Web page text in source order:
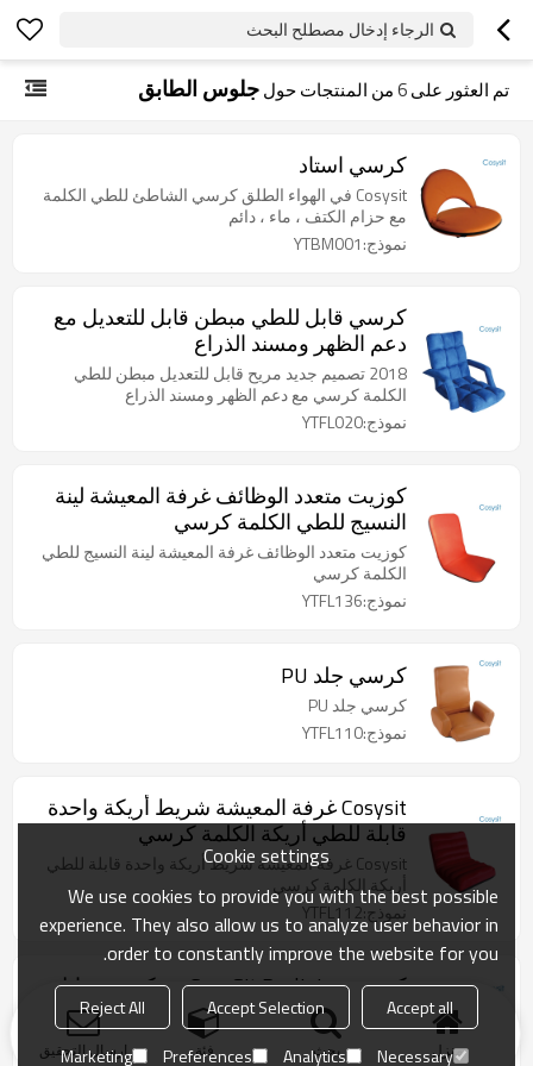
الرجاء إدخال مصطلح البحث
تم العثور على6من المنتجات حولجلوس الطابق
كرسي استاد
Cosysit في الهواء الطلق كرسي الشاطئ للطي الكلمة
مع حزام الكتف ، ماء ، دائم
نموذج:YTBM001
كرسي قابل للطي مبطن قابل للتعديل مع
دعم الظهر ومسند الذراع
2018 تصميم جديد مريح قابل للتعديل مبطن للطي
الكلمة كرسي مع دعم الظهر ومسند الذراع
نموذج:YTFL020
كوزيت متعدد الوظائف غرفة المعيشة لينة
النسيج للطي الكلمة كرسي
كوزيت متعدد الوظائف غرفة المعيشة لينة النسيج للطي
الكلمة كرسي
نموذج:YTFL136
كرسي جلد PU
كرسي جلد PU
نموذج:YTFL110
Cosysit غرفة المعيشة شريط أريكة واحدة
قابلة للطي أريكة الكلمة كرسي
Cosysit غرفة المعيشة شريط أريكة واحدة قابلة للطي
أريكة الكلمة كرسي
نموذج:YTFL112
كرسي CosySit Reclining مع كرسي مائل
للخلف
كرسي مستلق مع كرسي مائل للخلف
منزل بحث فئة ارسال التحقيق
Cookie settings
We use cookies to provide you with the best possible
experience. They also allow us to analyze user behavior in
order to constantly improve the website for you.
Accept all
Accept Selection
Reject All
Necessary
Analytics
Preferences
Marketing